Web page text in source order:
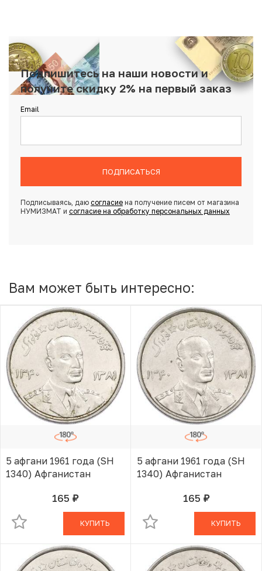
Подпишитесь на наши новости и
получите скидку 2% на первый заказ
Email
ПОДПИСАТЬСЯ
Подписываясь, даю согласиена получение писем от магазина
НУМИЗМАТ и согласие на обработку персональных данных
Вам может быть интересно:
5 афгани 1961 года (SH
1340) Афганистан
165 руб.В КОРЗИНЕ
КУПИТЬ
5 афгани 1961 года (SH
1340) Афганистан
165 руб.В КОРЗИНЕ
КУПИТЬ